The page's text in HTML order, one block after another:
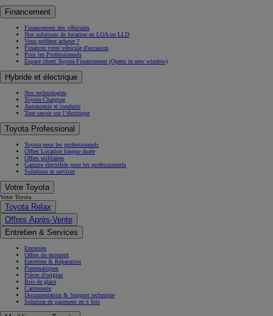
Financement
Financement des véhicules
Nos solutions de location en LOA ou LLD
Vous préférez acheter ?
Financez votre véhicule d'occasion
Pour les Professionnels
Espace client Toyota Financement (Opens in new window)
Hybride et électrique
Nos technologies
Toyota Charging
Autonomie et conduite
Tout savoir sur l’électrique
Toyota Professional
Toyota pour les professionnels
Offres Location longue durée
Offres utilitaires
Gamme électrifiée pour les professionnels
Solutions et services
Votre Toyota
Votre Toyota
Toyota Relax
Offres Après-Vente
Entretien & Services
Entretien
Offres du moment
Entretien & Réparation
Pneumatiques
Pièces d'origine
Bris de glace
Carrosserie
Documentation & Support technique
Solution de paiement en x fois